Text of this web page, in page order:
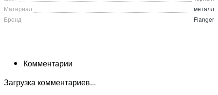
Материал
металл
Бренд
Flanger
Комментарии
Загрузка комментариев...